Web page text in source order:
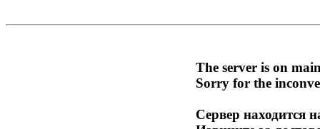
The server is on
Sorry for the
Сервер находится